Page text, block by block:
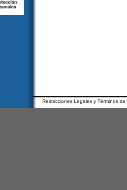
Restricciones Legales y Términos de